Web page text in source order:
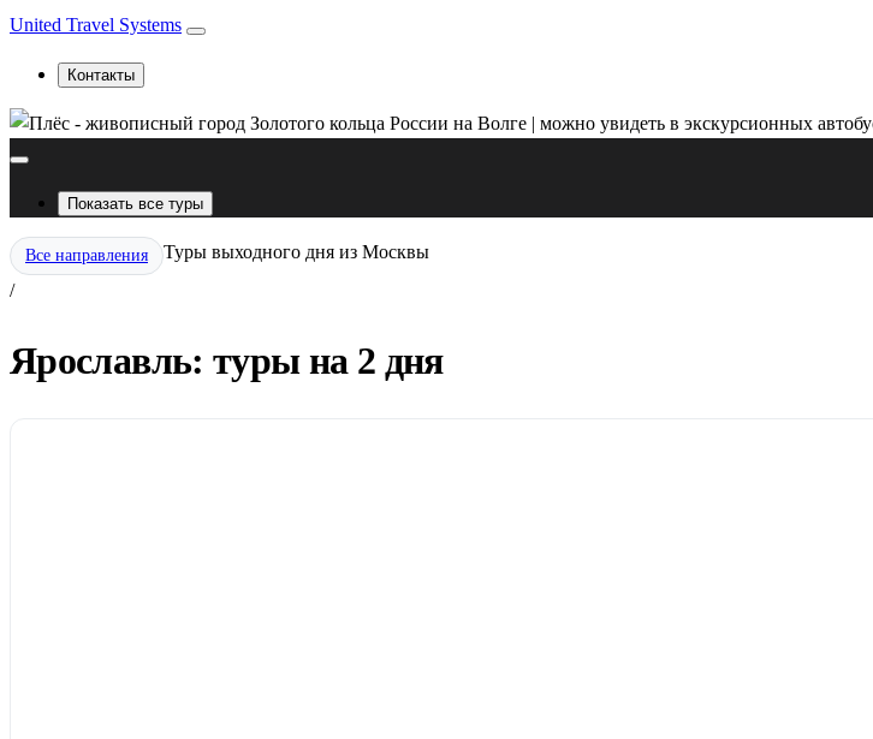
United Travel Systems
Контакты
Показать все туры
Все направления
/
Туры выходного дня из Москвы
Ярославль: туры на 2 дня